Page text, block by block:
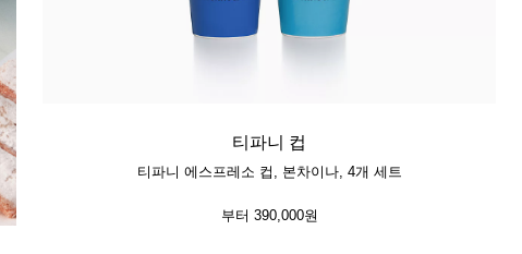
티파니 컵
티파니 에스프레소 컵, 본차이나, 4개 세트
부터 390,000원